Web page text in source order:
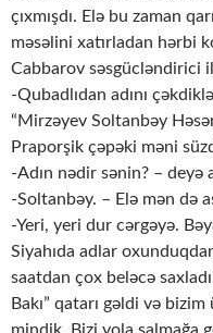
çıxmışdı. Elə bu zaman
məsəlini xatırladan hərbi
Cabbarov səsgücləndirici
-Qubadlıdan adını
“Mirzəyev Soltanbəy
Praporşik çəpəki məni
-Adın nədir sənin? – deyə
-Soltanbəy. – Elə mən də
-Yeri, yeri dur cərgəyə.
Siyahıda adlar
saatdan çox beləcə
Bakı” qatarı gəldi və